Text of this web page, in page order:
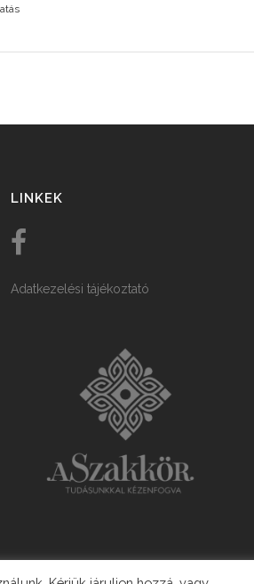
LINKEK
Adatkezelési tájékoztató